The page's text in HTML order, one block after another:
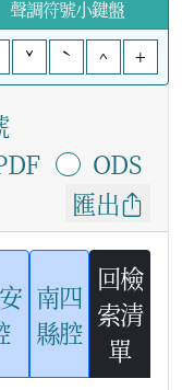
聲調符號小鍵盤
ˇ ˋ ^ +
ODS
匯出
南四
縣腔
回檢
索清
單